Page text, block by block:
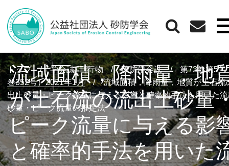
流域面積，降雨量，地
が土石流の流出土砂量
ピーク流量に与える影
と確率的手法を用いた
トップ / 学会誌･刊行物 / 砂防学会誌 /
第73巻第5号
巻352号）2021年1月
/
流域面積，降雨量，地質が土石流
出土砂量・ピーク流量に与える影響と確率的手法を用いた
砂量・ピーク流量の推定法